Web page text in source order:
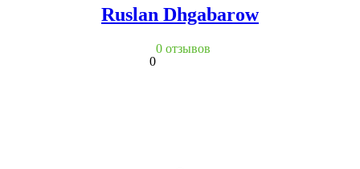
Ruslan Dhgabarow
0
0 отзывов